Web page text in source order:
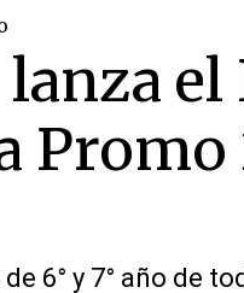
6° y 7° año de